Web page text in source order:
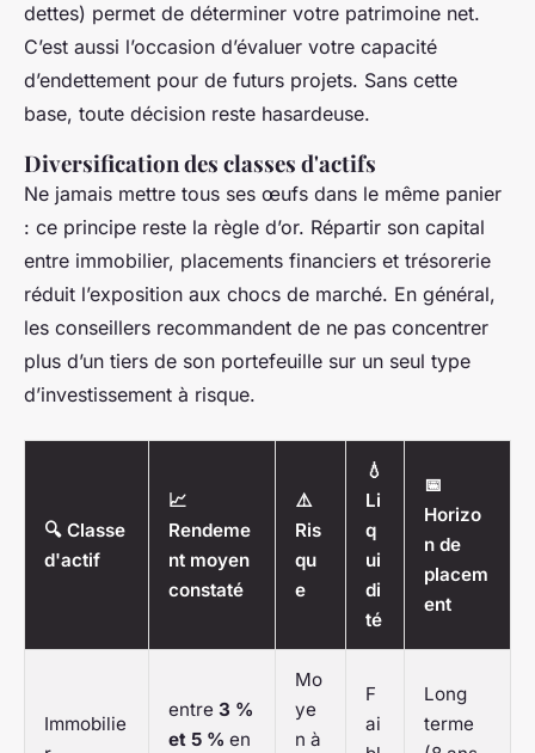
dettes) permet de déterminer votre patrimoine net.
C’est aussi l’occasion d’évaluer votre capacité
d’endettement pour de futurs projets. Sans cette
base, toute décision reste hasardeuse.
Diversification des classes d'actifs
Ne jamais mettre tous ses œufs dans le même panier
: ce principe reste la règle d’or. Répartir son capital
entre immobilier, placements financiers et trésorerie
réduit l’exposition aux chocs de marché. En général,
les conseillers recommandent de ne pas concentrer
plus d’un tiers de son portefeuille sur un seul type
d’investissement à risque.
🔍 Classe
d'actif
📈
Rendeme
nt moyen
constaté
⚠️
Ris
qu
e
💧
Li
q
ui
di
té
📅
Horizo
n de
placem
ent
Immobilie
entre 3 %
et 5 % en
Mo
ye
n à
F
ai
Long
terme